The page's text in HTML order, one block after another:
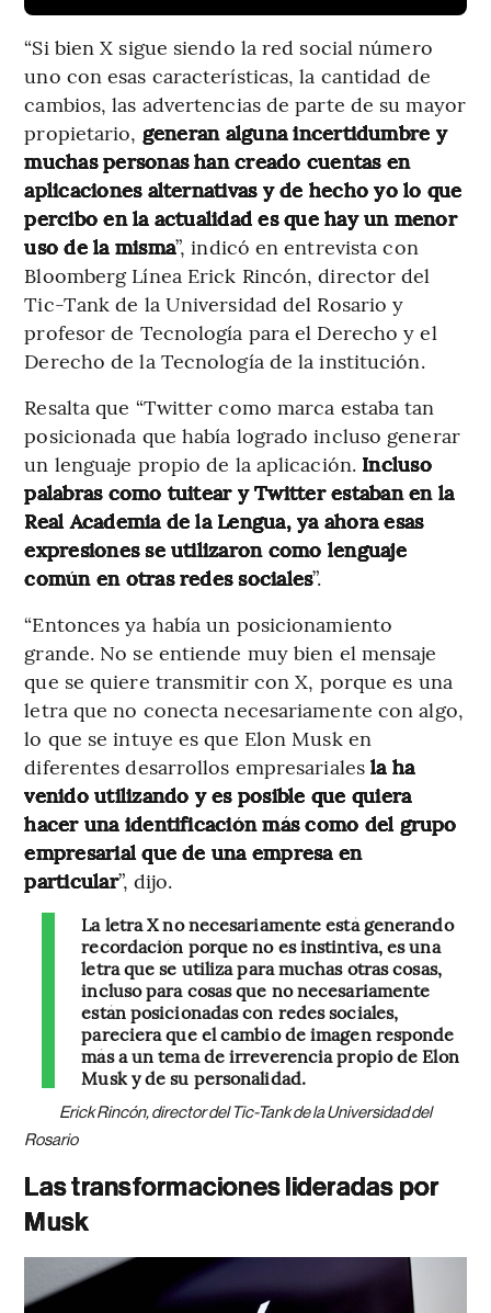
“Si bien X sigue siendo la red social número
uno con esas características, la cantidad de
cambios, las advertencias de parte de su mayor
propietario, generan alguna incertidumbre y
muchas personas han creado cuentas en
aplicaciones alternativas y de hecho yo lo que
percibo en la actualidad es que hay un menor
uso de la misma”, indicó en entrevista con
Bloomberg Línea Erick Rincón, director del
Tic-Tank de la Universidad del Rosario y
profesor de Tecnología para el Derecho y el
Derecho de la Tecnología de la institución.
Resalta que “Twitter como marca estaba tan
posicionada que había logrado incluso generar
un lenguaje propio de la aplicación. Incluso
palabras como tuitear y Twitter estaban en la
Real Academia de la Lengua, ya ahora esas
expresiones se utilizaron como lenguaje
común en otras redes sociales”.
“Entonces ya había un posicionamiento
grande. No se entiende muy bien el mensaje
que se quiere transmitir con X, porque es una
letra que no conecta necesariamente con algo,
lo que se intuye es que Elon Musk en
diferentes desarrollos empresariales la ha
venido utilizando y es posible que quiera
hacer una identificación más como del grupo
empresarial que de una empresa en
particular”, dijo.
La letra X no necesariamente está generando
recordación porque no es instintiva, es una
letra que se utiliza para muchas otras cosas,
incluso para cosas que no necesariamente
están posicionadas con redes sociales,
pareciera que el cambio de imagen responde
más a un tema de irreverencia propio de Elon
Musk y de su personalidad.
Erick Rincón, director del Tic-Tank de la Universidad del
Rosario
Las transformaciones lideradas por
Musk